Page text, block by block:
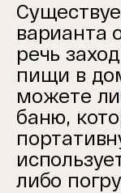
варианта
речь
пищи в
можете
баню,
либо